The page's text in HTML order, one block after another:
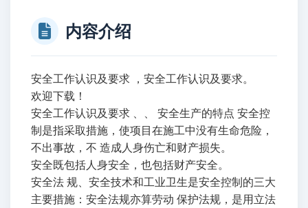
内容介绍
安全工作认识及要求 ，安全工作认识及要求。
欢迎下载！
安全工作认识及要求 、、 安全生产的特点 安全控
制是指采取措施，使项目在施工中没有生命危险，
不出事故，不 造成人身伤亡和财产损失。
安全既包括人身安全，也包括财产安全。
安全法 规、安全技术和工业卫生是安全控制的三大
主要措施：安全法规亦算劳动 保护法规，是用立法